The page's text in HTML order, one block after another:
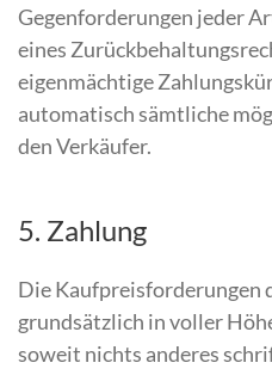
Gegenforderungen jeder
eines
eigenmächtige
automatisch sämtliche
den Verkäufer.
5. Zahlung
Die Kaufpreisforderungen
grundsätzlich in voller
soweit nichts anderes